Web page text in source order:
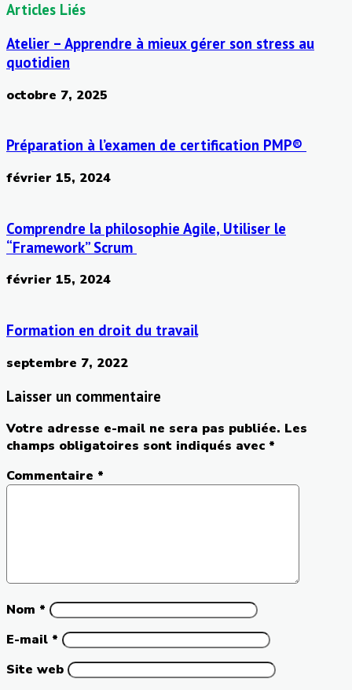
Articles Liés
Atelier – Apprendre à mieux gérer son stress au
quotidien
octobre 7, 2025
Préparation à l’examen de certification PMP®
février 15, 2024
Comprendre la philosophie Agile, Utiliser le
“Framework” Scrum
février 15, 2024
Formation en droit du travail
septembre 7, 2022
Laisser un commentaire
Votre adresse e-mail ne sera pas publiée. Les
champs obligatoires sont indiqués avec *
Commentaire *
Nom *
E-mail *
Site web